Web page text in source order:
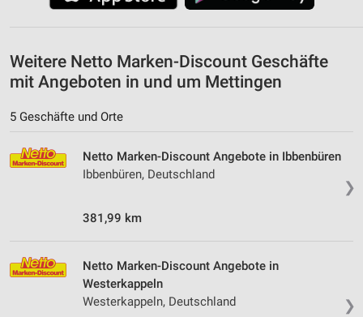
Weitere Netto Marken-Discount Geschäfte
mit Angeboten in und um Mettingen
5 Geschäfte und Orte
❯
Netto Marken-Discount Angebote in Ibbenbüren
Ibbenbüren, Deutschland
381,99 km
❯
Netto Marken-Discount Angebote in
Westerkappeln
Westerkappeln, Deutschland